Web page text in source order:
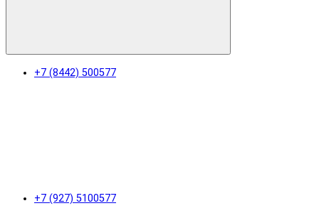
+7 (8442) 500577
+7 (927) 5100577